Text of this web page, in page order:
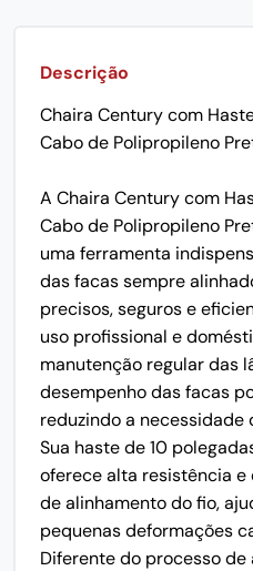
Descrição
Chaira Century com
Cabo de Polipropileno
A Chaira Century com
Cabo de Polipropileno
uma ferramenta
das facas sempre
precisos, seguros e
uso profissional e
manutenção regular das
desempenho das facas
reduzindo a necessidade
Sua haste de 10
oferece alta resistência
de alinhamento do fio,
pequenas deformações
Diferente do processo de